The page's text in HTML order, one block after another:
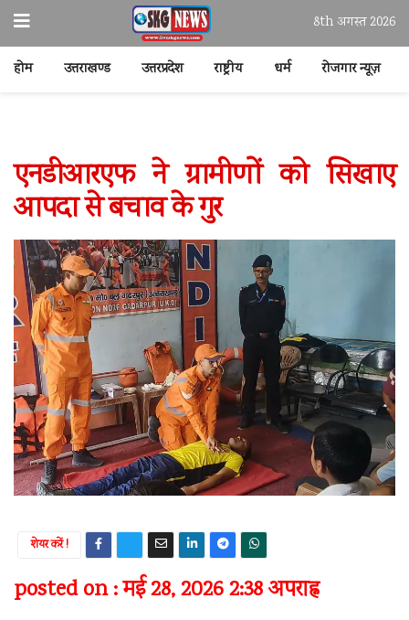
8th अगस्त 2026
होम उत्तराखण्ड उत्तरप्रदेश राष्ट्रीय धर्म रोजगार न्यूज़
एनडीआरएफ ने ग्रामीणों को सिखाए
आपदा से बचाव के गुर
शेयर करें !
posted on : मई 28, 2026 2:38 अपराह्न